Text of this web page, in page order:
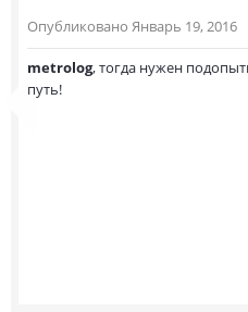
Опубликовано Январь 19, 2016
metrolog, тогда нужен
путь!